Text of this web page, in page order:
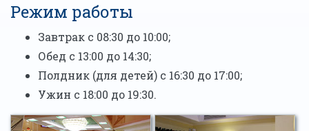
Режим работы
Завтрак с 08:30 до 10:00;
Обед с 13:00 до 14:30;
Полдник (для детей) с 16:30 до 17:00;
Ужин с 18:00 до 19:30.